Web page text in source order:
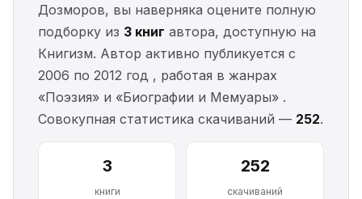
Дозморов, вы наверняка оцените полную
подборку из 3 книг автора, доступную на
Книгизм. Автор активно публикуется с
2006 по 2012 год , работая в жанрах
«Поэзия» и «Биографии и Мемуары» .
Совокупная статистика скачиваний — 252.
3
книги
252
скачиваний